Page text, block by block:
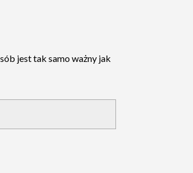
jest tak samo ważny jak